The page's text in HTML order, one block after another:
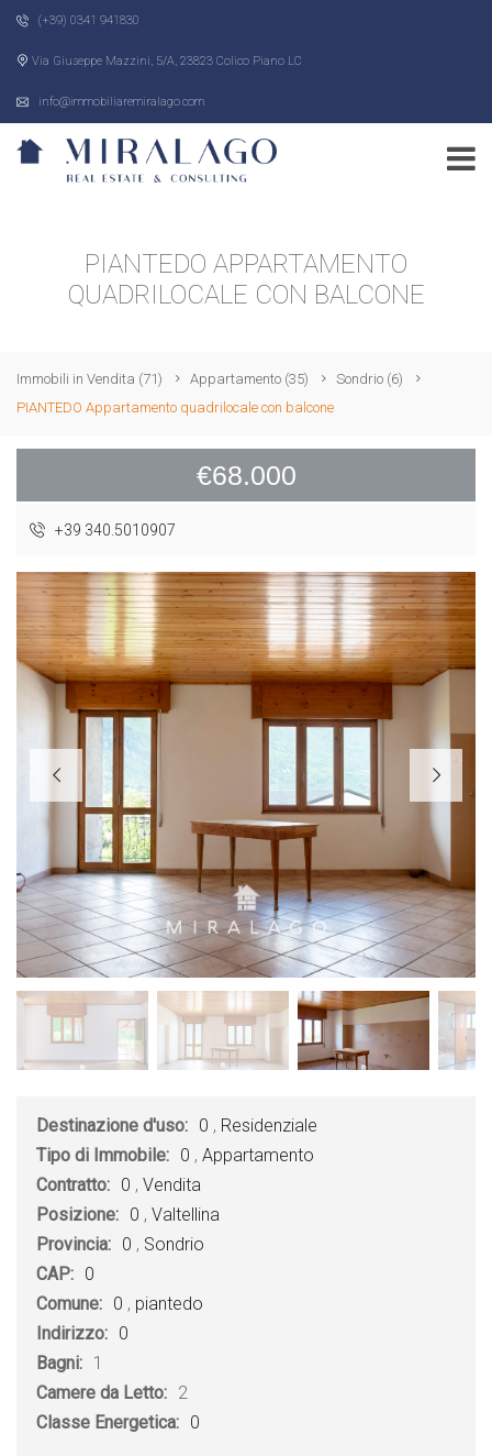
(+39) 0341 941830
Via Giuseppe Mazzini, 5/A, 23823 Colico Piano LC
info@immobiliaremiralago.com
PIANTEDO APPARTAMENTO
QUADRILOCALE CON BALCONE
Immobili in Vendita (71) Appartamento (35) Sondrio (6)
PIANTEDO Appartamento quadrilocale con balcone
€68.000
+39 340.5010907
Destinazione d'uso: 0 , Residenziale
Tipo di Immobile: 0 , Appartamento
Contratto: 0 , Vendita
Posizione: 0 , Valtellina
Provincia: 0 , Sondrio
CAP: 0
Comune: 0 , piantedo
Indirizzo: 0
Bagni: 1
Camere da Letto: 2
Classe Energetica: 0